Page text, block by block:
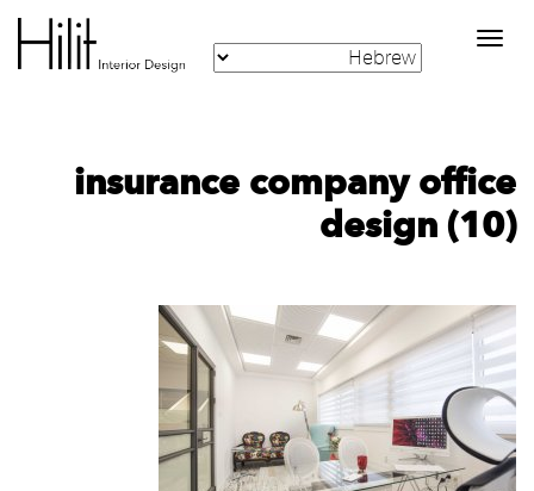
Toggle
navigation
insurance company office
design (10)